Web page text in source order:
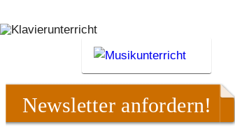
Newsletter anfordern!